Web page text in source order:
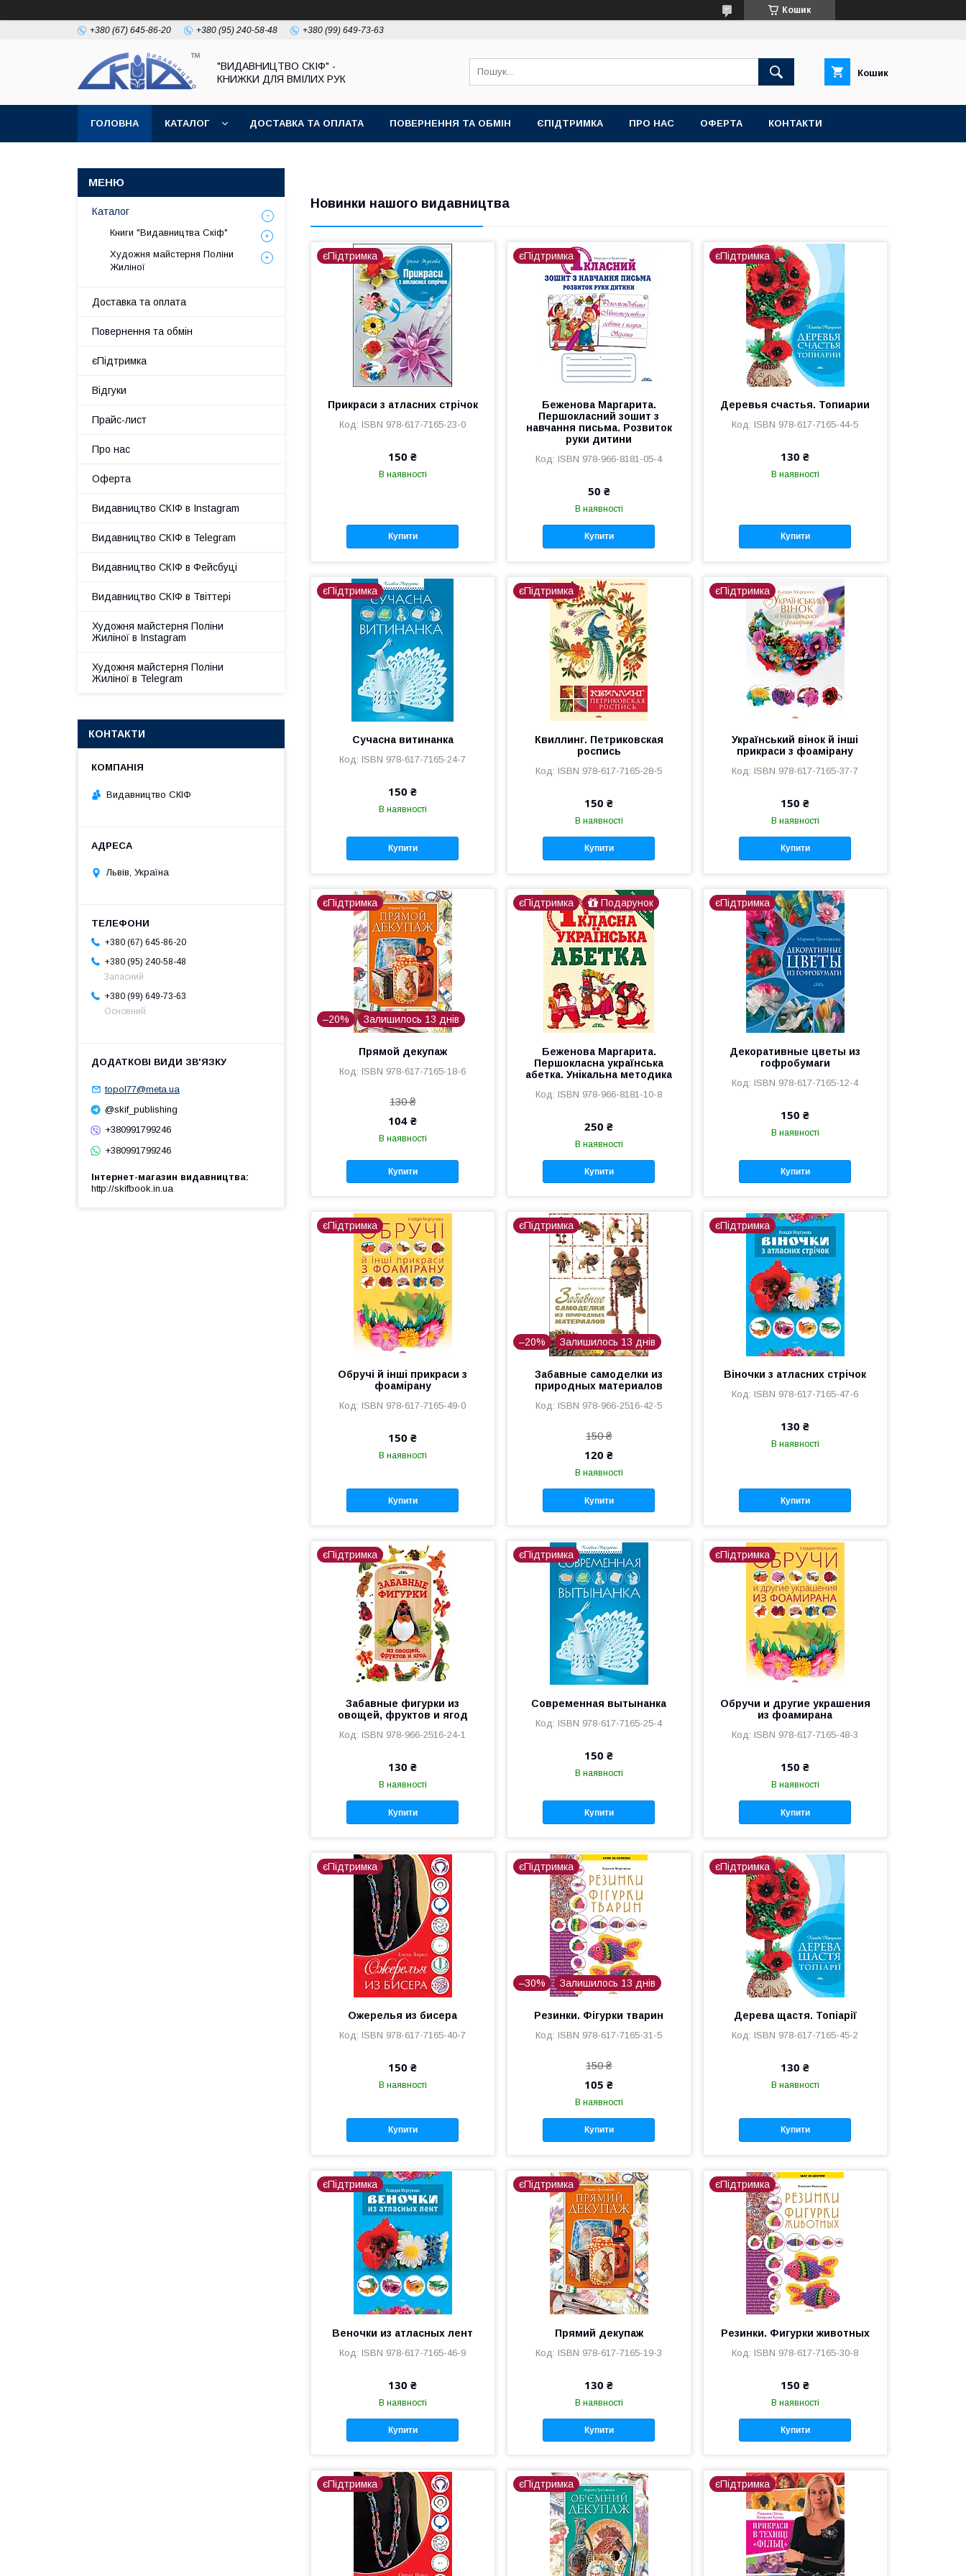
Кошик
+380 (67) 645-86-20 +380 (95) 240-58-48 +380 (99) 649-73-63
"ВИДАВНИЦТВО СКІФ" -
КНИЖКИ ДЛЯ ВМІЛИХ РУК
Кошик
ГОЛОВНА КАТАЛОГ ДОСТАВКА ТА ОПЛАТА ПОВЕРНЕННЯ ТА ОБМІН ЄПІДТРИМКА ПРО НАС ОФЕРТА КОНТАКТИ
Новинки нашого видавництва
єПідтримка
Прикраси з атласних стрічок
ISBN 978-617-7165-23-0
150 ₴
В наявності
Купити
єПідтримка
Беженова Маргарита.
Першокласний зошит з
навчання письма. Розвиток
руки дитини
ISBN 978-966-8181-05-4
50 ₴
В наявності
Купити
єПідтримка
Деревья счастья. Топиарии
ISBN 978-617-7165-44-5
130 ₴
В наявності
Купити
єПідтримка
Сучасна витинанка
ISBN 978-617-7165-24-7
150 ₴
В наявності
Купити
єПідтримка
Квиллинг. Петриковская
роспись
ISBN 978-617-7165-28-5
150 ₴
В наявності
Купити
єПідтримка
Український вінок й інші
прикраси з фоамірану
ISBN 978-617-7165-37-7
150 ₴
В наявності
Купити
єПідтримка
–20% Залишилось 13 днів
Прямой декупаж
ISBN 978-617-7165-18-6
130 ₴
104 ₴
В наявності
Купити
єПідтримка Подарунок
Беженова Маргарита.
Першокласна українська
абетка. Унікальна методика
ISBN 978-966-8181-10-8
250 ₴
В наявності
Купити
єПідтримка
Декоративные цветы из
гофробумаги
ISBN 978-617-7165-12-4
150 ₴
В наявності
Купити
єПідтримка
Обручі й інші прикраси з
фоамірану
ISBN 978-617-7165-49-0
150 ₴
В наявності
Купити
єПідтримка
–20% Залишилось 13 днів
Забавные самоделки из
природных материалов
ISBN 978-966-2516-42-5
150 ₴
120 ₴
В наявності
Купити
єПідтримка
Віночки з атласних стрічок
ISBN 978-617-7165-47-6
130 ₴
В наявності
Купити
єПідтримка
Забавные фигурки из
овощей, фруктов и ягод
ISBN 978-966-2516-24-1
130 ₴
В наявності
Купити
єПідтримка
Современная вытынанка
ISBN 978-617-7165-25-4
150 ₴
В наявності
Купити
єПідтримка
Обручи и другие украшения
из фоамирана
ISBN 978-617-7165-48-3
150 ₴
В наявності
Купити
єПідтримка
Ожерелья из бисера
ISBN 978-617-7165-40-7
150 ₴
В наявності
Купити
єПідтримка
–30% Залишилось 13 днів
Резинки. Фігурки тварин
ISBN 978-617-7165-31-5
150 ₴
105 ₴
В наявності
Купити
єПідтримка
Дерева щастя. Топіарії
ISBN 978-617-7165-45-2
130 ₴
В наявності
Купити
єПідтримка
Веночки из атласных лент
ISBN 978-617-7165-46-9
130 ₴
В наявності
Купити
єПідтримка
Прямий декупаж
ISBN 978-617-7165-19-3
130 ₴
В наявності
Купити
єПідтримка
Резинки. Фигурки животных
ISBN 978-617-7165-30-8
150 ₴
В наявності
Купити
єПідтримка єПідтримка єПідтримка
Каталог
Книги "Видавництва Скіф"
Художня майстерня Поліни
Жиліної
Доставка та оплата
Повернення та обмін
єПідтримка
Відгуки
Прайс-лист
Про нас
Оферта
Видавництво СКІФ в Instagram
Видавництво СКІФ в Telegram
Видавництво СКІФ в Фейсбуці
Видавництво СКІФ в Твіттері
Художня майстерня Поліни
Жиліної в Instagram
Художня майстерня Поліни
Жиліної в Telegram
КОНТАКТИ
Видавництво СКІФ
Львів, Україна
+380 (67) 645-86-20
+380 (95) 240-58-48
Запасний
+380 (99) 649-73-63
Основний
topol77@meta.ua
@skif_publishing
+380991799246
+380991799246
Інтернет-магазин видавництва
http://skifbook.in.ua